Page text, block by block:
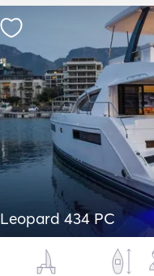
Leopard 434 PC